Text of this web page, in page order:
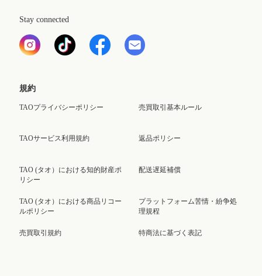
Stay connected
規約
TAOプライバシーポリシー
TAOサービス利用規約
TAO (タオ）における知的財産ポ
リシー
TAO (タオ）における商品リコー
ルポリシー
売買取引規約
売買取引基本ルール
返品ポリシー
配送遅延補償
プラットフォーム苦情・紛争処
理規程
特商法に基づく表記